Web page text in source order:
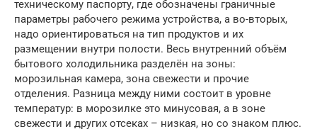
техническому паспорту, где обозначены граничные
параметры рабочего режима устройства, а во-вторых,
надо ориентироваться на тип продуктов и их
размещении внутри полости. Весь внутренний объём
бытового холодильника разделён на зоны:
морозильная камера, зона свежести и прочие
отделения. Разница между ними состоит в уровне
температур: в морозилке это минусовая, а в зоне
свежести и других отсеках – низкая, но со знаком плюс.